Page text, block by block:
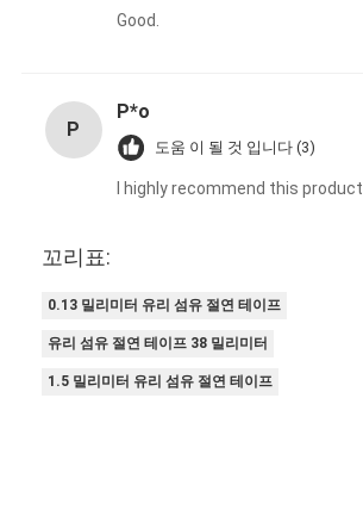
Good.
P
P*o
도움 이 될 것 입니다 (3)
I highly recommend this product.
꼬리표:
0.13 밀리미터 유리 섬유 절연 테이프
유리 섬유 절연 테이프 38 밀리미터
1.5 밀리미터 유리 섬유 절연 테이프